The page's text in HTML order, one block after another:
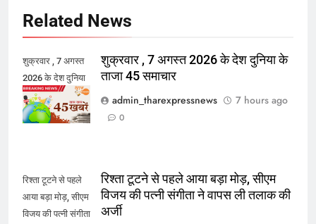
Related News
शुक्रवार , 7 अगस्त
2026 के देश दुनिया
के ताजा 45 समाचार
शुक्रवार , 7 अगस्त 2026 के देश दुनिया के
ताजा 45 समाचार
admin_tharexpressnews
7 hours ago
0
रिश्ता टूटने से पहले
आया बड़ा मोड़, सीएम
विजय की पत्नी संगीता
रिश्ता टूटने से पहले आया बड़ा मोड़, सीएम
विजय की पत्नी संगीता ने वापस ली तलाक की
अर्जी